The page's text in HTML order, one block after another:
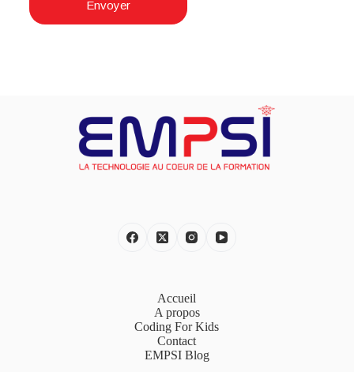
Accueil
A propos
Coding For Kids
Contact
EMPSI Blog